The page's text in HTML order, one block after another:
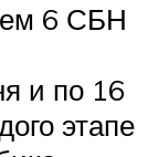
6 СБН
и по 16
этапе